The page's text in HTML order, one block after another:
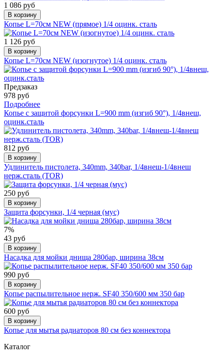
1 086 руб
В корзину
Копье L=70см NEW (прямое) 1/4 оцинк. сталь
1 126 руб
В корзину
Копье L=70см NEW (изогнутое) 1/4 оцинк. сталь
Предзаказ
978 руб
Подробнее
Копье с защитой форсунки L=900 mm (изгиб 90°), 1/4внеш,
оцинк.сталь
812 руб
В корзину
Удлинитель пистолета, 340mm, 340bar, 1/4внеш-1/4внеш
нерж.сталь (TOR)
250 руб
В корзину
Защита форсунки, 1/4 черная (мус)
7%
43 руб
В корзину
Насадка для мойки днища 280бар, ширина 38см
990 руб
В корзину
Копье распылительное нерж. SF40 350/600 мм 350 бар
600 руб
В корзину
Копье для мытья радиаторов 80 см без коннектора
Каталог